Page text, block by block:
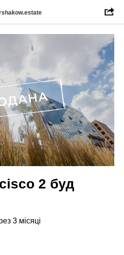
2 буд
3 місяці